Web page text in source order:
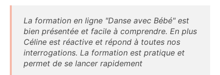
La formation en ligne "Danse avec Bébé" est
bien présentée et facile à comprendre. En plus
Céline est réactive et répond à toutes nos
interrogations. La formation est pratique et
permet de se lancer rapidement